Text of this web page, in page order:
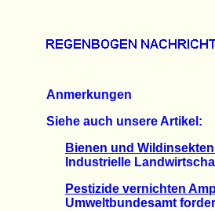
Anmerkungen
Siehe auch unsere Artikel:
Bienen und
Industrielle
Pestizide vernichten
Umweltbundesamt